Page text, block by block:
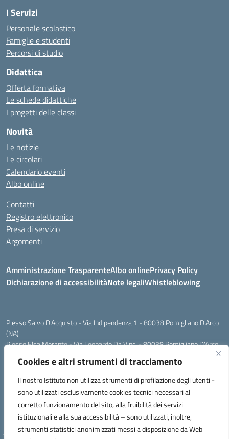
Cookies e altri strumenti di tracciamento
Il nostro Istituto non utilizza strumenti di profilazione degli utenti -
sono utilizzati esclusivamente cookies tecnici necessari al
corretto funzionamento del sito, alla fruibilità dei servizi
istituzionali e alla sua accessibilità – sono utilizzati, inoltre,
strumenti statistici anonimizzati messi a disposizione da Web
I Servizi
Personale scolastico
Famiglie e studenti
Percorsi di studio
Didattica
Offerta formativa
Le schede didattiche
I progetti delle classi
Novità
Le notizie
Le circolari
Calendario eventi
Albo online
Contatti
Registro elettronico
Presa di servizio
Argomenti
Amministrazione TrasparenteAlbo onlinePrivacy Policy
Dichiarazione di accessibilitàNote legaliWhistleblowing
Plesso Salvo D'Acquisto - Via Indipendenza 1 - 80038 Pomigliano D'Arco
(NA)
Plesso Elsa Morante - Via Leonardo Da Vinci - 80038 Pomigliano D'Arco
Plesso Leone - Via Pascoli - 80038 Pomigliano D'Arco (NA)
Tel.:0813177304 - Mail: naic8g1003@istruzione.it - Pec:
Codice Univoco ufficio: UIECQ7
codice Meccanografico: NAIC8G1003
Codice Fiscale: 93076670632